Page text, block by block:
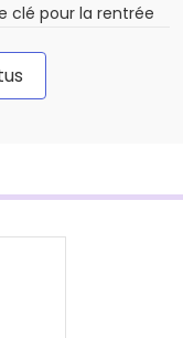
clé pour la rentrée